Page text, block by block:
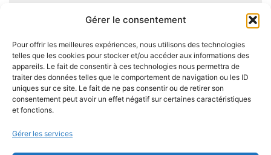
Gérer le consentement
Pour offrir les meilleures expériences, nous utilisons des technologies
telles que les cookies pour stocker et/ou accéder aux informations des
appareils. Le fait de consentir à ces technologies nous permettra de
traiter des données telles que le comportement de navigation ou les ID
uniques sur ce site. Le fait de ne pas consentir ou de retirer son
consentement peut avoir un effet négatif sur certaines caractéristiques
et fonctions.
Gérer les services
Pour se prémunir autant que possible d'éventuelles
du logement, il convient de respecter certaines
règles comme l'utilisation des bois secs, le fait
d'éviter autant que possible lecontact direct entre
le bois et le sol, de s'assurer de l'étanchéité des
façades et toitures, de prévoir des aérations en